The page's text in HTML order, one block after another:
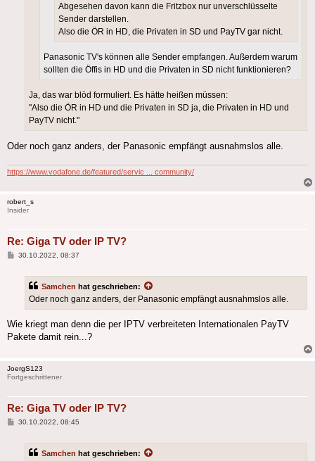
Abgesehen davon kann die Fritzbox nur unverschlüsselte
Sender darstellen.
Also die ÖR in HD, die Privaten in SD und PayTV gar nicht.
Panasonic TV's können alle Sender empfangen. Außerdem warum
sollten die Öffis in HD und die Privaten in SD nicht funktionieren?
Ja, das war blöd formuliert. Es hätte heißen müssen:
"Also die ÖR in HD und die Privaten in SD ja, die Privaten in HD und
PayTV nicht."
Oder noch ganz anders, der Panasonic empfängt ausnahmslos alle.
https://www.vodafone.de/featured/servic ... community/
robert_s
Insider
Re: Giga TV oder IP TV?
Beitrag
30.10.2022, 08:37
Samchen hat geschrieben:
Oder noch ganz anders, der Panasonic empfängt ausnahmslos alle.
Wie kriegt man denn die per IPTV verbreiteten Internationalen PayTV
Pakete damit rein...?
JoergS123
Fortgeschrittener
Re: Giga TV oder IP TV?
Beitrag
30.10.2022, 08:45
Samchen hat geschrieben: